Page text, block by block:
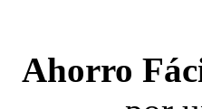
Ahorro